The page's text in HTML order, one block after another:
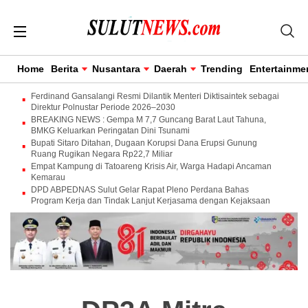
Home Berita Nusantara Daerah Trending
Ferdinand Gansalangi Resmi Dilantik Menteri Diktisaintek sebagai
Direktur Polnustar Periode 2026–2030
BREAKING NEWS : Gempa M 7,7 Guncang Barat Laut Tahuna,
BMKG Keluarkan Peringatan Dini Tsunami
Bupati Sitaro Ditahan, Dugaan Korupsi Dana Erupsi Gunung
Ruang Rugikan Negara Rp22,7 Miliar
Empat Kampung di Tatoareng Krisis Air, Warga Hadapi Ancaman
Kemarau
DPD ABPEDNAS Sulut Gelar Rapat Pleno Perdana Bahas
Program Kerja dan Tindak Lanjut Kerjasama dengan Kejaksaan